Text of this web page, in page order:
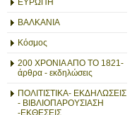
ΕΥΡΩΠΗ
ΒΑΛΚΑΝΙΑ
Κόσμος
200 ΧΡΟΝΙΑ ΑΠΟ ΤΟ 1821-
άρθρα - εκδηλώσεις
ΠΟΛΙΤΙΣΤΙΚΑ- ΕΚΔΗΛΩΣΕΙΣ
- ΒΙΒΛΙΟΠΑΡΟΥΣΙΑΣΗ
-ΕΚΘΕΣΕΙΣ